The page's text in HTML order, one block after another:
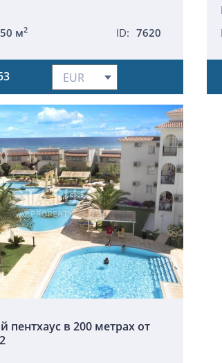
м2 ID: 7620
пентхаус в 200 метрах от